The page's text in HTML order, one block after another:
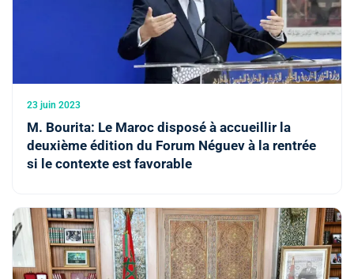
23 juin 2023
M. Bourita: Le Maroc disposé à accueillir la
deuxième édition du Forum Néguev à la rentrée
si le contexte est favorable